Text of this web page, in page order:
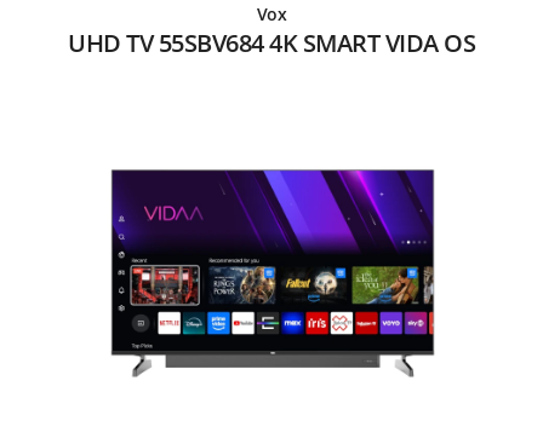
Vox
UHD TV 55SBV684 4K SMART VIDA OS